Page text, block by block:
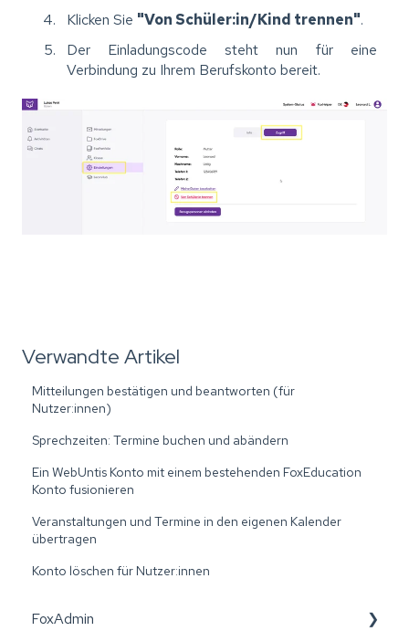
Klicken Sie "Von Schüler:in/Kind trennen".
Der Einladungscode steht nun für eine
Verbindung zu Ihrem Berufskonto bereit.
Verwandte Artikel
Mitteilungen bestätigen und beantworten (für
Nutzer:innen)
Sprechzeiten: Termine buchen und abändern
Ein WebUntis Konto mit einem bestehenden FoxEducation
Konto fusionieren
Veranstaltungen und Termine in den eigenen Kalender
übertragen
Konto löschen für Nutzer:innen
FoxAdmin